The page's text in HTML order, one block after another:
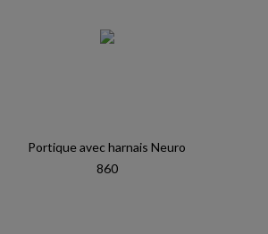
Portique avec harnais Neuro
860